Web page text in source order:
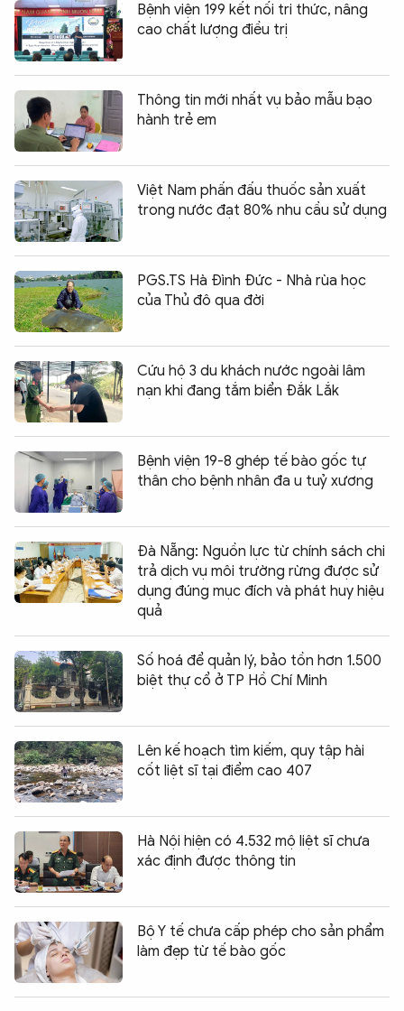
Bệnh viện 199 kết nối tri thức, nâng
cao chất lượng điều trị
Thông tin mới nhất vụ bảo mẫu bạo
hành trẻ em
Việt Nam phấn đấu thuốc sản xuất
trong nước đạt 80% nhu cầu sử dụng
PGS.TS Hà Đình Đức - Nhà rùa học
của Thủ đô qua đời
Cứu hộ 3 du khách nước ngoài lâm
nạn khi đang tắm biển Đắk Lắk
Bệnh viện 19-8 ghép tế bào gốc tự
thân cho bệnh nhân đa u tuỷ xương
Đà Nẵng: Nguồn lực từ chính sách chi
trả dịch vụ môi trường rừng được sử
dụng đúng mục đích và phát huy hiệu
quả
Số hoá để quản lý, bảo tồn hơn 1.500
biệt thự cổ ở TP Hồ Chí Minh
Lên kế hoạch tìm kiếm, quy tập hài
cốt liệt sĩ tại điểm cao 407
Hà Nội hiện có 4.532 mộ liệt sĩ chưa
xác định được thông tin
Bộ Y tế chưa cấp phép cho sản phẩm
làm đẹp từ tế bào gốc